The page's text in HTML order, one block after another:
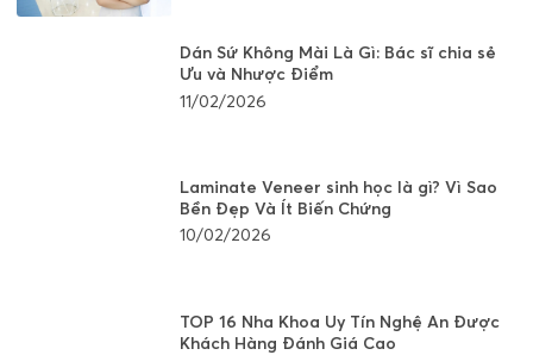
Dán Sứ Không Mài Là Gì: Bác sĩ chia sẻ
Ưu và Nhược Điểm
11/02/2026
Laminate Veneer sinh học là gì? Vì Sao
Bền Đẹp Và Ít Biến Chứng
10/02/2026
TOP 16 Nha Khoa Uy Tín Nghệ An Được
Khách Hàng Đánh Giá Cao